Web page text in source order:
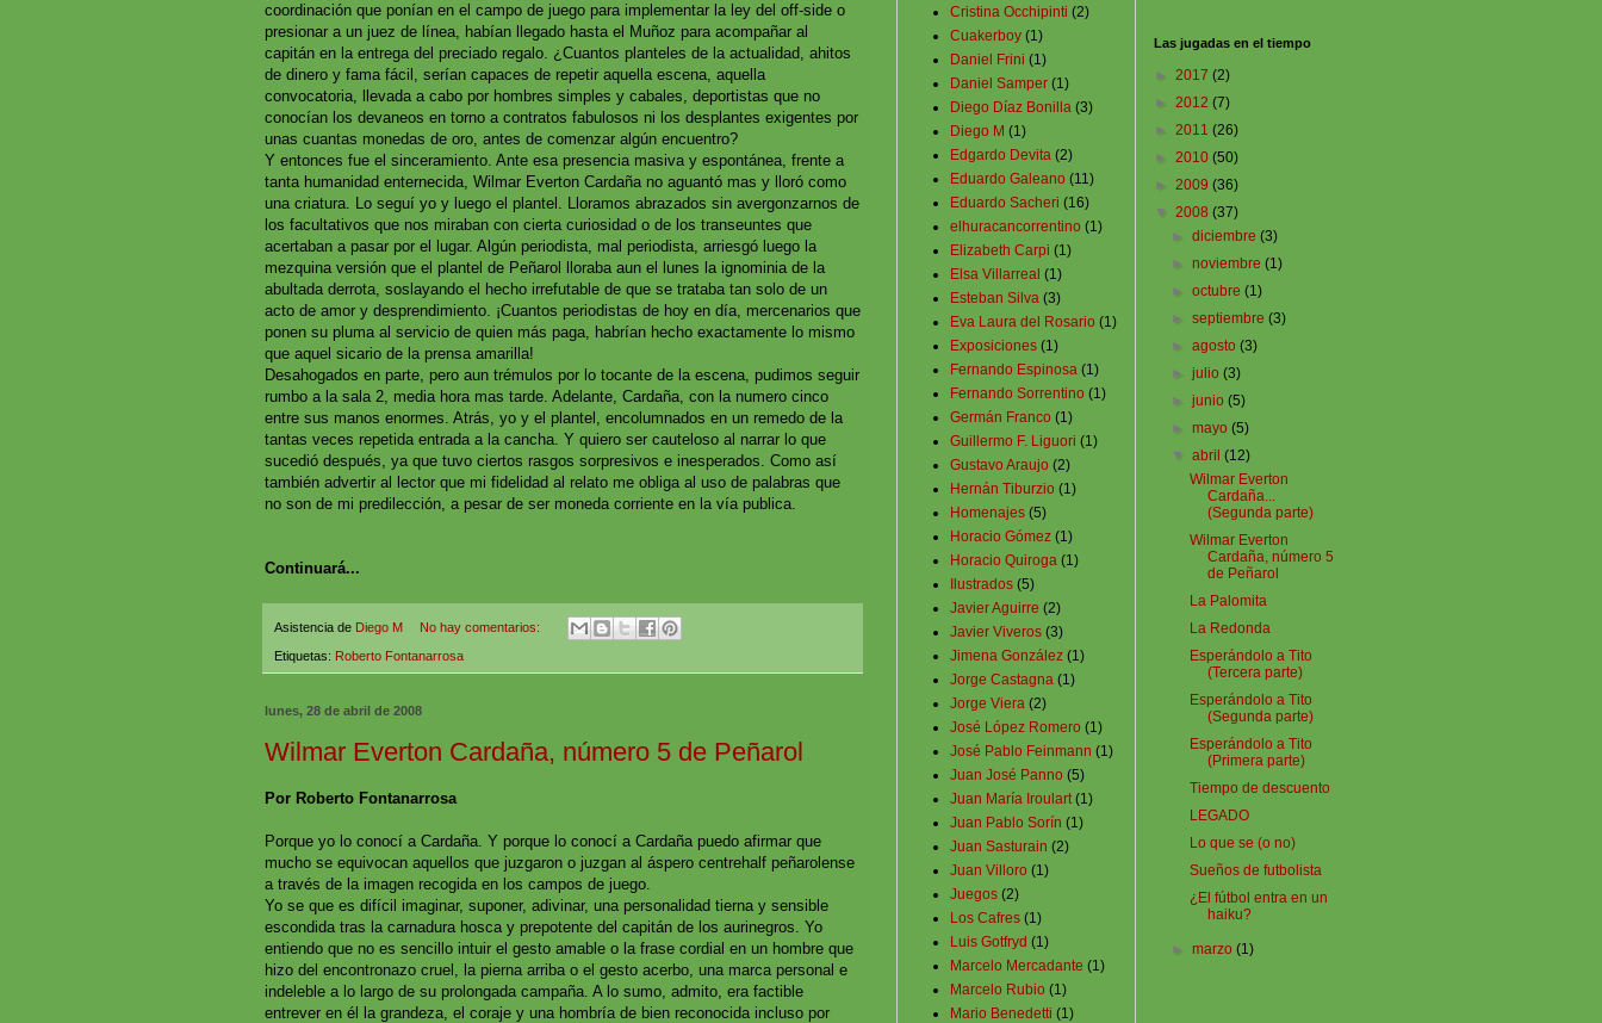
coordinación que ponían en el campo de juego para implementar la ley del off-side o
presionar a un juez de línea, habían llegado hasta el Muñoz para acompañar al
capitán en la entrega del preciado regalo. ¿Cuantos planteles de la actualidad, ahitos
de dinero y fama fácil, serían capaces de repetir aquella escena, aquella
convocatoria, llevada a cabo por hombres simples y cabales, deportistas que no
conocían los devaneos en torno a contratos fabulosos ni los desplantes exigentes por
unas cuantas monedas de oro, antes de comenzar algún encuentro?
Y entonces fue el sinceramiento. Ante esa presencia masiva y espontánea, frente a
tanta humanidad enternecida, Wilmar Everton Cardaña no aguantó mas y lloró como
una criatura. Lo seguí yo y luego el plantel. Lloramos abrazados sin avergonzarnos de
los facultativos que nos miraban con cierta curiosidad o de los transeuntes que
acertaban a pasar por el lugar. Algún periodista, mal periodista, arriesgó luego la
mezquina versión que el plantel de Peñarol lloraba aun el lunes la ignominia de la
abultada derrota, soslayando el hecho irrefutable de que se trataba tan solo de un
acto de amor y desprendimiento. ¡Cuantos periodistas de hoy en día, mercenarios que
ponen su pluma al servicio de quien más paga, habrían hecho exactamente lo mismo
que aquel sicario de la prensa amarilla!
Desahogados en parte, pero aun trémulos por lo tocante de la escena, pudimos seguir
rumbo a la sala 2, media hora mas tarde. Adelante, Cardaña, con la numero cinco
entre sus manos enormes. Atrás, yo y el plantel, encolumnados en un remedo de la
tantas veces repetida entrada a la cancha. Y quiero ser cauteloso al narrar lo que
sucedió después, ya que tuvo ciertos rasgos sorpresivos e inesperados. Como así
también advertir al lector que mi fidelidad al relato me obliga al uso de palabras que
no son de mi predilección, a pesar de ser moneda corriente en la vía publica.
Continuará...
Asistencia de Diego M No hay comentarios:
Etiquetas: Roberto Fontanarrosa
lunes, 28 de abril de 2008
Wilmar Everton Cardaña, número 5 de Peñarol
Por Roberto Fontanarrosa
Porque yo lo conocí a Cardaña. Y porque lo conocí a Cardaña puedo afirmar que
mucho se equivocan aquellos que juzgaron o juzgan al áspero centrehalf peñarolense
a través de la imagen recogida en los campos de juego.
Yo se que es difícil imaginar, suponer, adivinar, una personalidad tierna y sensible
escondida tras la carnadura hosca y prepotente del capitán de los aurinegros. Yo
entiendo que no es sencillo intuir el gesto amable o la frase cordial en un hombre que
hizo del encontronazo cruel, la pierna arriba o el gesto acerbo, una marca personal e
indeleble a lo largo de su prolongada campaña. A lo sumo, admito, era factible
entrever en él la grandeza, el coraje y una hombría de bien reconocida incluso por
Cristina Occhipinti (2)
Cuakerboy (1)
Daniel Frini (1)
Daniel Samper (1)
Diego Díaz Bonilla (3)
Diego M (1)
Edgardo Devita (2)
Eduardo Galeano (11)
Eduardo Sacheri (16)
elhuracancorrentino (1)
Elizabeth Carpi (1)
Elsa Villarreal (1)
Esteban Silva (3)
Eva Laura del Rosario (1)
Exposiciones (1)
Fernando Espinosa (1)
Fernando Sorrentino (1)
Germán Franco (1)
Guillermo F. Liguori (1)
Gustavo Araujo (2)
Hernán Tiburzio (1)
Homenajes (5)
Horacio Gómez (1)
Horacio Quiroga (1)
Ilustrados (5)
Javier Aguirre (2)
Javier Viveros (3)
Jimena González (1)
Jorge Castagna (1)
Jorge Viera (2)
José López Romero (1)
José Pablo Feinmann (1)
Juan José Panno (5)
Juan María Iroulart (1)
Juan Pablo Sorín (1)
Juan Sasturain (2)
Juan Villoro (1)
Juegos (2)
Los Cafres (1)
Luis Gotfryd (1)
Marcelo Mercadante (1)
Marcelo Rubio (1)
Mario Benedetti (1)
Las jugadas en el tiempo
► 2017 (2)
► 2012 (7)
► 2011 (26)
► 2010 (50)
► 2009 (36)
▼ 2008 (37)
►diciembre(3)
►noviembre(1)
►octubre(1)
►septiembre(3)
►agosto(3)
►julio(3)
►junio(5)
►mayo(5)
▼abril(12)
Wilmar Everton
Cardaña...
(Segunda parte)
Wilmar Everton
Cardaña, número 5
de Peñarol
La Palomita
La Redonda
Esperándolo a Tito
(Tercera parte)
Esperándolo a Tito
(Segunda parte)
Esperándolo a Tito
(Primera parte)
Tiempo de descuento
LEGADO
Lo que se (o no)
Sueños de futbolista
¿El fútbol entra en un
haiku?
►marzo(1)